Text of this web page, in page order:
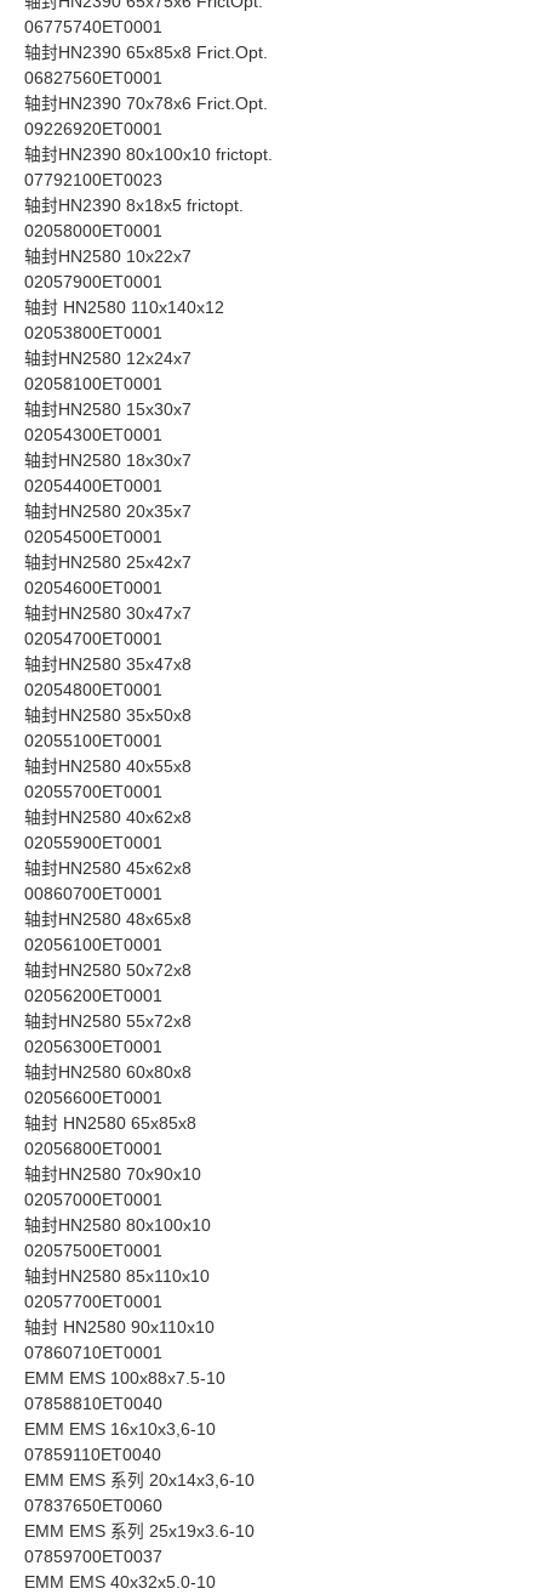
06775740ET0001
轴封HN2390 65x85x8 Frict.Opt.
06827560ET0001
轴封HN2390 70x78x6 Frict.Opt.
09226920ET0001
轴封HN2390 80x100x10 frictopt.
07792100ET0023
轴封HN2390 8x18x5 frictopt.
02058000ET0001
轴封HN2580 10x22x7
02057900ET0001
轴封 HN2580 110x140x12
02053800ET0001
轴封HN2580 12x24x7
02058100ET0001
轴封HN2580 15x30x7
02054300ET0001
轴封HN2580 18x30x7
02054400ET0001
轴封HN2580 20x35x7
02054500ET0001
轴封HN2580 25x42x7
02054600ET0001
轴封HN2580 30x47x7
02054700ET0001
轴封HN2580 35x47x8
02054800ET0001
轴封HN2580 35x50x8
02055100ET0001
轴封HN2580 40x55x8
02055700ET0001
轴封HN2580 40x62x8
02055900ET0001
轴封HN2580 45x62x8
00860700ET0001
轴封HN2580 48x65x8
02056100ET0001
轴封HN2580 50x72x8
02056200ET0001
轴封HN2580 55x72x8
02056300ET0001
轴封HN2580 60x80x8
02056600ET0001
轴封 HN2580 65x85x8
02056800ET0001
轴封HN2580 70x90x10
02057000ET0001
轴封HN2580 80x100x10
02057500ET0001
轴封HN2580 85x110x10
02057700ET0001
轴封 HN2580 90x110x10
07860710ET0001
EMM EMS 100x88x7.5-10
07858810ET0040
EMM EMS 16x10x3,6-10
07859110ET0040
EMM EMS 系列 20x14x3,6-10
07837650ET0060
EMM EMS 系列 25x19x3.6-10
07859700ET0037
EMM EMS 40x32x5.0-10